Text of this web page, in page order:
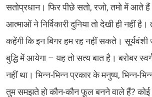
सतोप्रधान। फिर पीछे सतो, रजो, तमो में आते
आत्माओं ने निर्विकारी दुनिया तो देखी ही नहीं
कहेंगी कि इन बिगर हम रह नहीं सकते। सूर्यवंशी
बुद्धि में आयेगा – यह तो सत्य बात है। बरोबर
नहीं था। भिन्न-भिन्न प्रकार के मनुष्य, भिन्न-
तुम समझते हो कौन-कौन फूल बनने वाले हैं? कोई